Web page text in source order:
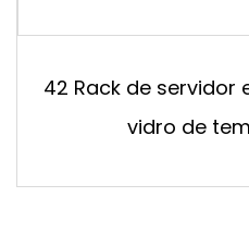
42 Rack de
vidro de